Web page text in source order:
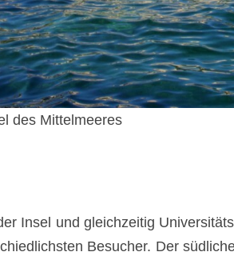
des Mittelmeeres
Insel und gleichzeitig
Besucher. Der